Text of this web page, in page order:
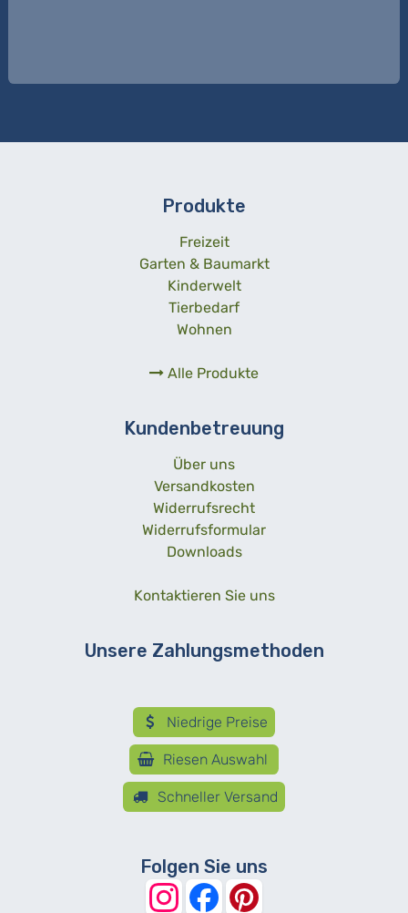
Produkte
Freizeit
Garten & Baumarkt
Kinderwelt
Tierbedarf
Wohnen
Alle Produkte
Kundenbetreuung
Über uns
Versandkosten
Widerrufsrecht
Widerrufsformular
Downloads
Kontaktieren Sie uns
Unsere Zahlungsmethoden
Niedrige Preise
Riesen Auswahl
Schneller Versand
Folgen Sie uns